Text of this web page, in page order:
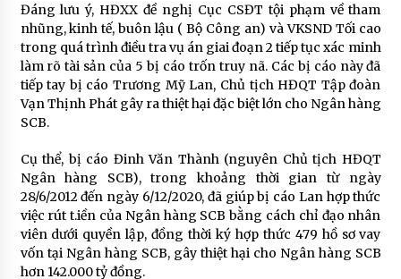
Đáng lưu ý, HĐXX đề nghị Cục CSĐT tội phạm về tham
nhũng, kinh tế, buôn lậu ( Bộ Công an) và VKSND Tối cao
trong quá trình điều tra vụ án giai đoạn 2 tiếp tục xác minh
làm rõ tài sản của 5 bị cáo trốn truy nã. Các bị cáo này đã
tiếp tay bị cáo Trương Mỹ Lan, Chủ tịch HĐQT Tập đoàn
Vạn Thịnh Phát gây ra thiệt hại đặc biệt lớn cho Ngân hàng
SCB.
Cụ thể, bị cáo Đinh Văn Thành (nguyên Chủ tịch HĐQT
Ngân hàng SCB), trong khoảng thời gian từ ngày
28/6/2012 đến ngày 6/12/2020, đã giúp bị cáo Lan hợp thức
việc rút t.iền của Ngân hàng SCB bằng cách chỉ đạo nhân
viên dưới quyền lập, đồng thời ký hợp thức 479 hồ sơ vay
vốn tại Ngân hàng SCB, gây thiệt hại cho Ngân hàng SCB
hơn 142.000 tỷ đồng.